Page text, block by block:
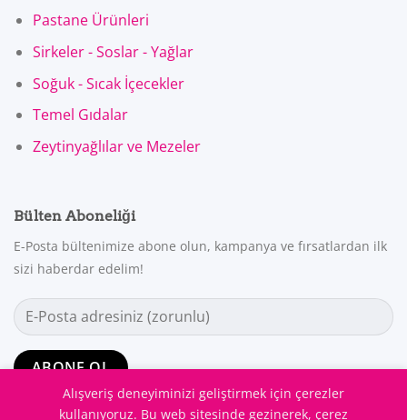
Pastane Ürünleri
Sirkeler - Soslar - Yağlar
Soğuk - Sıcak İçecekler
Temel Gıdalar
Zeytinyağlılar ve Mezeler
Bülten Aboneliği
E-Posta bültenimize abone olun, kampanya ve fırsatlardan ilk
sizi haberdar edelim!
Alışveriş deneyiminizi geliştirmek için çerezler
kullanıyoruz. Bu web sitesinde gezinerek, çerez